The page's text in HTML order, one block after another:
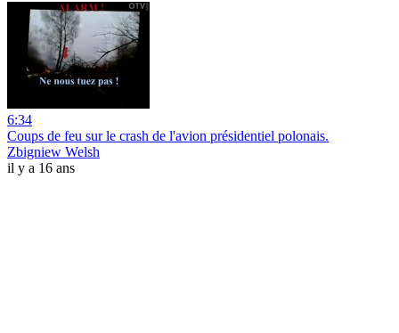
6:34
Coups de feu sur le crash de l'avion présidentiel polonais.
Zbigniew Welsh
il y a 16 ans